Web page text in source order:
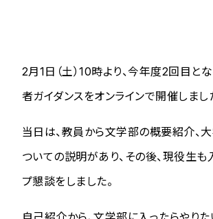
2月1日（土）10時より、今年度2回目と
者ガイダンスをオンラインで開催しまし
当日は、教員から文学部の概要紹介、
ついての説明があり、その後、現役生も
プ懇談をしました。